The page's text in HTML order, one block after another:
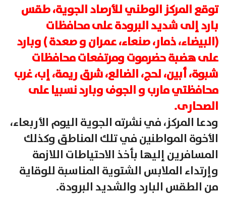
توقع المركز الوطني للأرصاد الجوية، طقس
بارد إلى شديد البرودة على محافظات
(البيضاء، ذمار، صنعاء، عمران و صعدة ) وبارد
على هضبة حضرموت ومرتفعات محافظات
شبوة، أبين، لحج، الضالع، شرق ريمة، إب، غرب
محافظتي مارب و الجوف وبارد نسبيا على
الصحارى.
ودعا المركز، في نشرته الجوية اليوم الأربعاء،
الأخوة المواطنين في تلك المناطق وكذلك
المسافرين إليها بأخذ الاحتياطات اللازمة
وإرتداء الملابس الشتوية المناسبة للوقاية
من الطقس البارد والشديد البرودة.